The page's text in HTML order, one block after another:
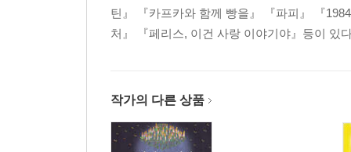
틴』 『카프카와 함께 빵을』 『파피』 『
처』 『페리스, 이건 사랑 이야기야』등이 있
작가의 다른 상품